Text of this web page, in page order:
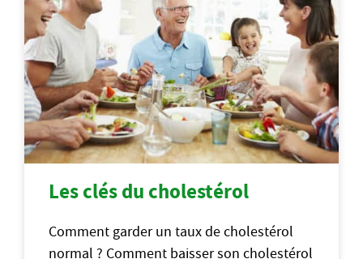
Les clés du cholestérol
Comment garder un taux de cholestérol
normal ? Comment baisser son cholestérol